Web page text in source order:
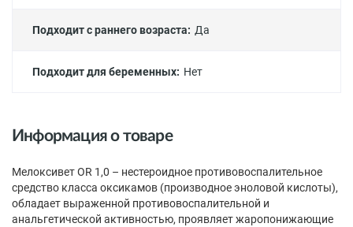
Подходит с раннего возраста: Да
Подходит для беременных: Нет
Информация о товаре
Мелоксивет OR 1,0 – нестероидное противовоспалительное
средство класса оксикамов (производное эноловой кислоты),
обладает выраженной противовоспалительной и
анальгетической активностью, проявляет жаропонижающие